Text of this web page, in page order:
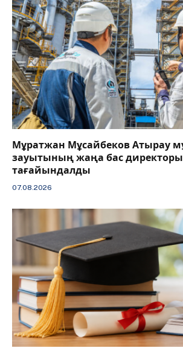
Мұратжан Мұсайбеков Атырау
зауытының жаңа бас
тағайындалды
07.08.2026